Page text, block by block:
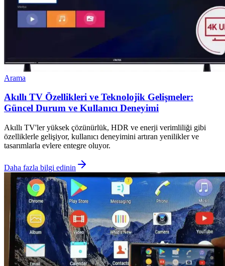
Arama
Akıllı TV Özellikleri ve Teknolojik Gelişmeler:
Güncel Durum ve Kullanıcı Deneyimi
Akıllı TV'ler yüksek çözünürlük, HDR ve enerji verimliliği gibi
özelliklerle gelişiyor, kullanıcı deneyimini artıran yenilikler ve
tasarımlarla evlere entegre oluyor.
Daha fazla bilgi edinin